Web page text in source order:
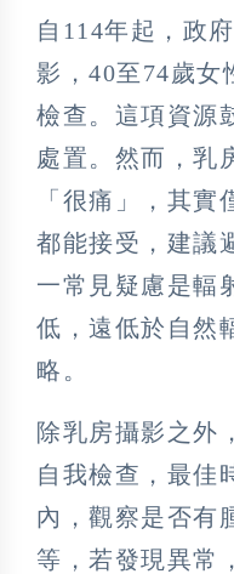
自114年起，政
影，40至74歲女
檢查。這項資源
處置。然而，乳
「很痛」，其實
都能接受，建議
一常見疑慮是輻
低，遠低於自然
略。
除乳房攝影之外
自我檢查，最佳
內，觀察是否有
等，若發現異常